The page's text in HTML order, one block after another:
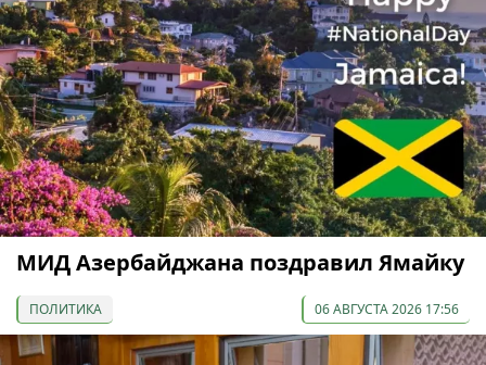
МИД Азербайджана поздравил Ямайку
ПОЛИТИКА 06 АВГУСТА 2026 17:56